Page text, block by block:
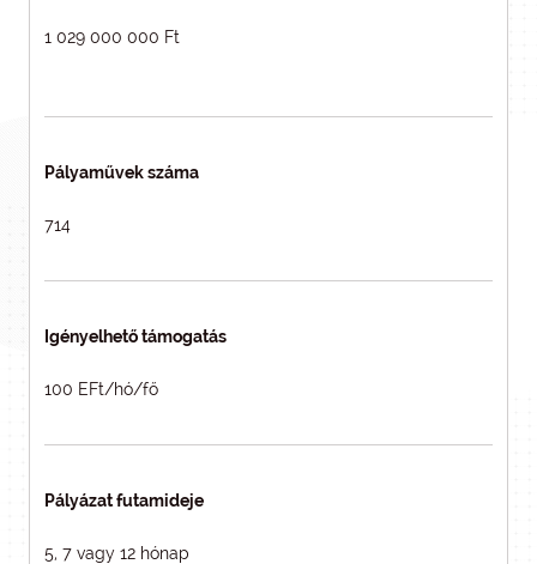
1 029 000 000 Ft
Pályaművek száma
714
Igényelhető támogatás
100 EFt/hó/fő
Pályázat futamideje
5, 7 vagy 12 hónap